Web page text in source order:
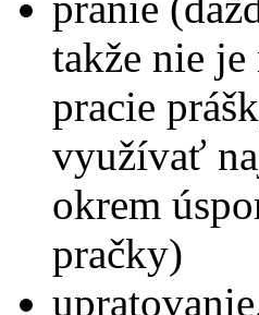
takže nie
pracie
využívať
okrem
pračky)